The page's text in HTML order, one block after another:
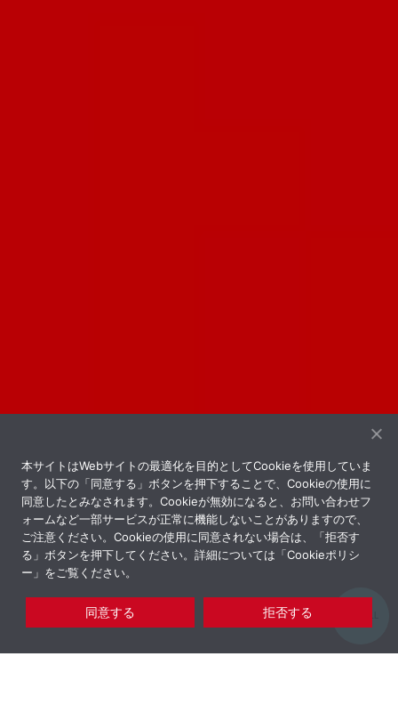
本サイトはWebサイトの最適化を目的としてCookieを使用していま
す。以下の「同意する」ボタンを押下することで、Cookieの使用に
同意したとみなされます。Cookieが無効になると、お問い合わせフ
ォームなど一部サービスが正常に機能しないことがありますので、
ご注意ください。Cookieの使用に同意されない場合は、「拒否す
る」ボタンを押下してください。詳細については「Cookieポリシ
ー 」をご覧ください。
同意する 拒否する